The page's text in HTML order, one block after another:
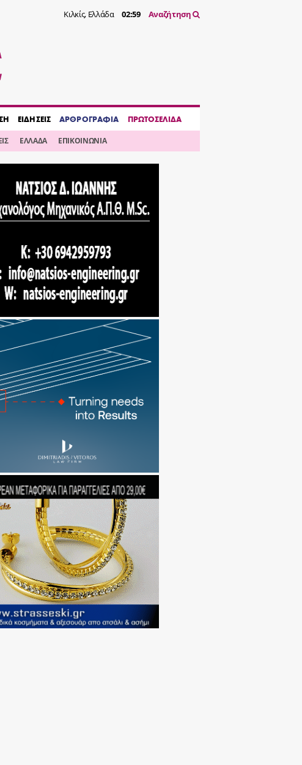
Κιλκίς, Ελλάδα 02:59 Αναζήτηση
ΕΙΔΗΣΕΙΣ ΑΡΘΡΟΓΡΑΦΙΑ ΠΡΩΤΟΣΕΛΙΔΑ
ΕΛΛΑΔΑ ΕΠΙΚΟΙΝΩΝΙΑ